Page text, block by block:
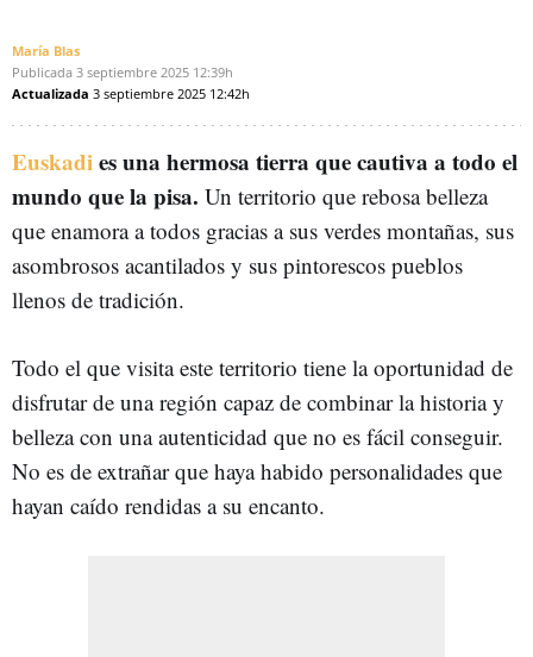
María Blas
Publicada 3 septiembre 2025 12:39h
Actualizada 3 septiembre 2025 12:42h
Euskadies una hermosa tierra que cautiva a todo el
mundo que la pisa. Un territorio que rebosa belleza
que enamora a todos gracias a sus verdes montañas, sus
asombrosos acantilados y sus pintorescos pueblos
llenos de tradición.
Todo el que visita este territorio tiene la oportunidad de
disfrutar de una región capaz de combinar la historia y
belleza con una autenticidad que no es fácil conseguir.
No es de extrañar que haya habido personalidades que
hayan caído rendidas a su encanto.